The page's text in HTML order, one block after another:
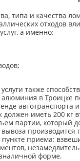
типа и качества
отходов
а именно:
также
в Троицке
автотранспорта
должен иметь 200 кг
партии, который
производится
пункте приема:
форме.